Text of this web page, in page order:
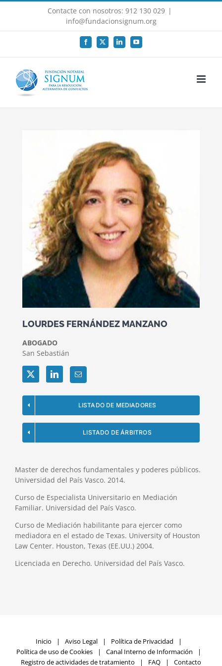
Saltar
Contacte con nosotros: 912 130 029 |
info@fundacionsignum.org
Facebook
X LinkedInYouTube
LOURDES FERNÁNDEZ MANZANO
ABOGADO
San Sebastián
TwitterLinkedIn
LISTADO DE MEDIADORES
LISTADO DE ÁRBITROS
Master de derechos fundamentales y poderes públicos.
Universidad del País Vasco. 2014.
Curso de Especialista Universitario en Mediación
Familiar. Universidad del País Vasco.
Curso de Mediación habilitante para ejercer como
mediadora en el estado de Texas. University of Houston
Law Center. Houston, Texas (EE.UU.) 2004.
Licenciada en Derecho. Universidad del País Vasco.
Inicio Aviso Legal
Política de Privacidad
Política de uso de Cookies
Canal Interno de Información
Registro de actividades de tratamiento
FAQ Contacto